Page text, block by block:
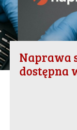
Naprawa
dostępna